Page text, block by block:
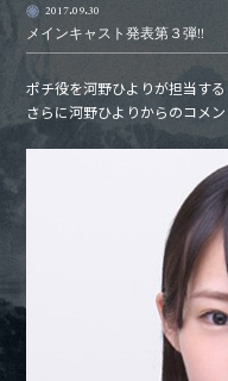
2017.09.30
メインキャスト発表第３弾!!
ポチ役を河野ひよりが担当す
さらに河野ひよりからのコメ